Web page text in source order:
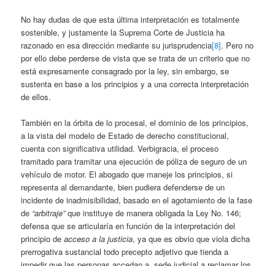
No hay dudas de que esta última interpretación es totalmente
sostenible, y justamente la Suprema Corte de Justicia ha
razonado en esa dirección mediante su jurisprudencia[8]. Pero no
por ello debe perderse de vista que se trata de un criterio que no
está expresamente consagrado por la ley, sin embargo, se
sustenta en base a los principios y a una correcta interpretación
de ellos.
También en la órbita de lo procesal, el dominio de los principios,
a la vista del modelo de Estado de derecho constitucional,
cuenta con significativa utilidad. Verbigracia, el proceso
tramitado para tramitar una ejecución de póliza de seguro de un
vehículo de motor. El abogado que maneje los principios, si
representa al demandante, bien pudiera defenderse de un
incidente de inadmisibilidad, basado en el agotamiento de la fase
de “arbitraje”que instituye de manera obligada la Ley No. 146;
defensa que se articularía en función de la interpretación del
principio deacceso a la justicia, ya que es obvio que viola dicha
prerrogativa sustancial todo precepto adjetivo que tienda a